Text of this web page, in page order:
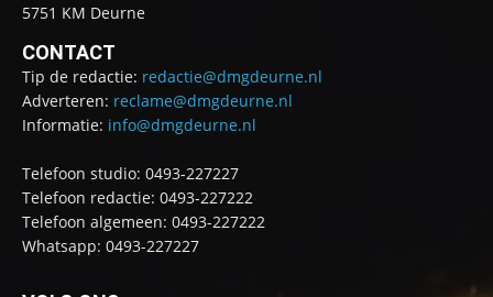
5751 KM Deurne
CONTACT
Tip de redactie: redactie@dmgdeurne.nl
Adverteren: reclame@dmgdeurne.nl
Informatie: info@dmgdeurne.nl
Telefoon studio: 0493-227227
Telefoon redactie: 0493-227222
Telefoon algemeen: 0493-227222
Whatsapp: 0493-227227